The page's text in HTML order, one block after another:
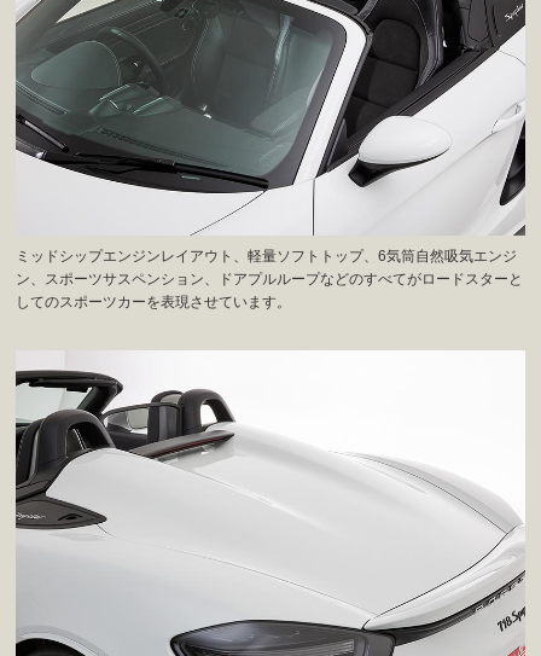
ミッドシップエンジンレイアウト、軽量ソフトトップ、6気筒自然吸気エンジ
ン、スポーツサスペンション、ドアプルループなどのすべてがロードスターと
してのスポーツカーを表現させています。